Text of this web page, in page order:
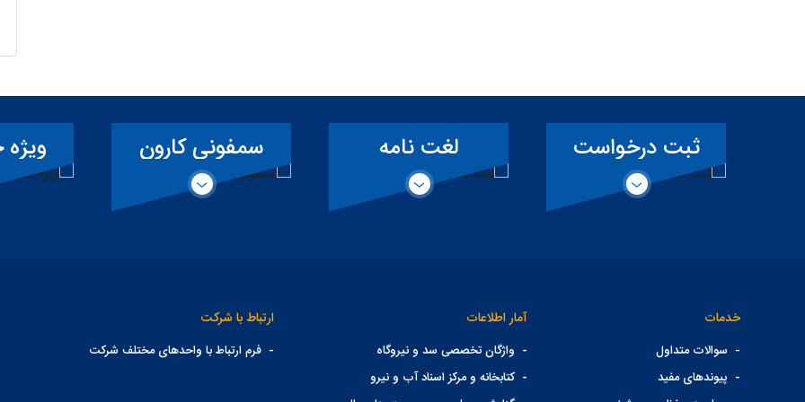
لغت نامه
تخصصی سد
سمفونی کارون ویژه خبرنگاران
خدمات
- سوالات متداول
- پیوندهای مفید
آمار اطلاعات
- واژگان تخصصی سد و نیروگاه
- کتابخانه و مرکز اسناد آب و نیرو
ارتباط با شرکت
- فرم ارتباط با واحدهای مختلف شرکت